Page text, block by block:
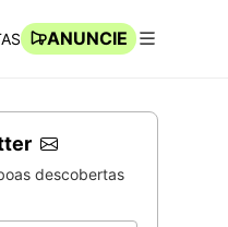
ANUNCIE
descobertas